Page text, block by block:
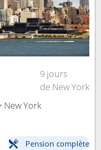
9 jours
de New York
New York
Pension complète